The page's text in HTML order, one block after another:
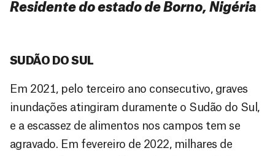
Residente do estado de Borno, Nigéria
SUDÃO DO SUL
Em 2021, pelo terceiro ano consecutivo, graves
inundações atingiram duramente o Sudão do Sul,
e a escassez de alimentos nos campos tem se
agravado. Em fevereiro de 2022, milhares de